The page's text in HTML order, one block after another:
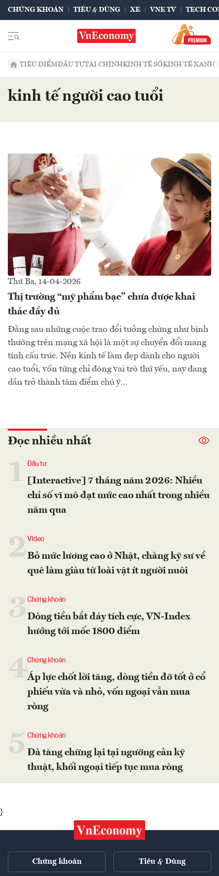
CHỨNG KHOÁN TIÊU & DÙNG XE VNE TV TECH
TIÊU ĐIỂMĐẦU TƯTÀI CHÍNHKINH TẾ SỐKINH TẾ XANH
kinh tế người cao tuổi
Thứ Ba, 14-04-2026
Thị trường “mỹ phẩm bạc” chưa được khai
thác đầy đủ
Đằng sau những cuộc trao đổi tưởng chừng như bình
thường trên mạng xã hội là một sự chuyển đổi mang
tính cấu trúc. Nền kinh tế làm đẹp dành cho người
cao tuổi, vốn từng chỉ đóng vai trò thứ yếu, nay đang
dần trở thành tâm điểm chú ý…
Đọc nhiều nhất
Đầu tư
[Interactive] 7 tháng năm 2026: Nhiều
chỉ số vĩ mô đạt mức cao nhất trong nhiều
năm qua
2Video
Bỏ mức lương cao ở Nhật, chàng kỹ sư về
quê làm giàu từ loài vật ít người nuôi
Chứng khoán
Dòng tiền bắt đáy tích cực, VN-Index
hướng tới mốc 1800 điểm
4Chứng khoán
Áp lực chốt lời tăng, dòng tiền đỡ tốt ở cổ
phiếu vừa và nhỏ, vốn ngoại vẫn mua
ròng
Chứng khoán
Đà tăng chững lại tại ngưỡng cản kỹ
thuật, khối ngoại tiếp tục mua ròng
}
Chứng khoán Tiêu & Dùng